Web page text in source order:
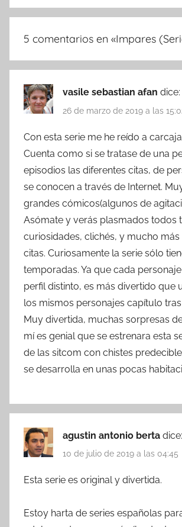
5 comentarios en «Impares
vasile sebastian afan dice:
26 de marzo de 2019 a las
Con esta serie me he reído a
Cuenta como si se tratase de una
episodios las diferentes citas, de
se conocen a través de Internet.
grandes cómicos(algunos de
Asómate y verás plasmados todos
curiosidades, clichés, y mucho más
citas. Curiosamente la serie sólo
temporadas. Ya que cada
perfil distinto, es más divertido que
los mismos personajes capítulo
Muy divertida, muchas sorpresas
mí es genial que se estrenara esta
de las sitcom con chistes
se desarrolla en unas pocas
agustin antonio berta dice:
10 de julio de 2019 a las 04:45
Esta serie es original y divertida.
Estoy harta de series españolas